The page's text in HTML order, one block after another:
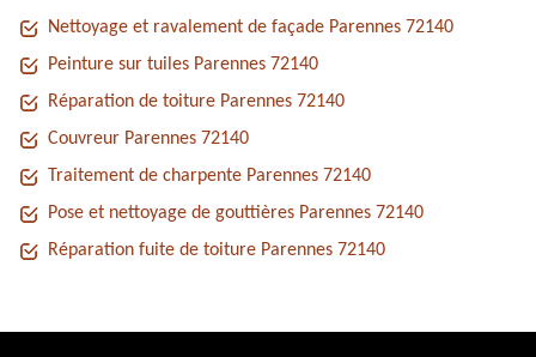
Nettoyage et ravalement de façade Parennes 72140
Peinture sur tuiles Parennes 72140
Réparation de toiture Parennes 72140
Couvreur Parennes 72140
Traitement de charpente Parennes 72140
Pose et nettoyage de gouttières Parennes 72140
Réparation fuite de toiture Parennes 72140